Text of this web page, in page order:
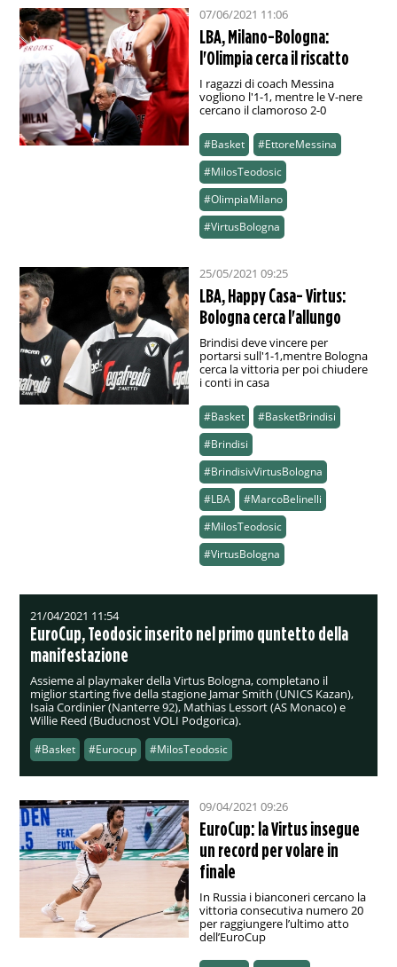
07/06/2021 11:06
LBA, Milano-Bologna:
l'Olimpia cerca il riscatto
I ragazzi di coach Messina
vogliono l'1-1, mentre le V-nere
cercano il clamoroso 2-0
#Basket
#EttoreMessina
#MilosTeodosic
#OlimpiaMilano
#VirtusBologna
25/05/2021 09:25
LBA, Happy Casa- Virtus:
Bologna cerca l'allungo
Brindisi deve vincere per
portarsi sull'1-1,mentre Bologna
cerca la vittoria per poi chiudere
i conti in casa
#Basket
#BasketBrindisi
#Brindisi
#BrindisivVirtusBologna
#LBA
#MarcoBelinelli
#MilosTeodosic
#VirtusBologna
21/04/2021 11:54
EuroCup, Teodosic inserito nel primo quntetto della
manifestazione
Assieme al playmaker della Virtus Bologna, completano il
miglior starting five della stagione Jamar Smith (UNICS Kazan),
Isaia Cordinier (Nanterre 92), Mathias Lessort (AS Monaco) e
Willie Reed (Buducnost VOLI Podgorica).
#Basket #Eurocup #MilosTeodosic
09/04/2021 09:26
EuroCup: la Virtus insegue
un record per volare in
finale
In Russia i bianconeri cercano la
vittoria consecutiva numero 20
per raggiungere l’ultimo atto
dell’EuroCup